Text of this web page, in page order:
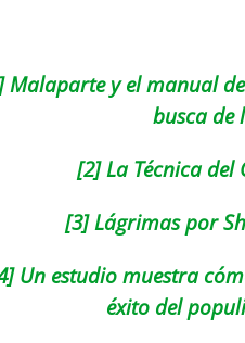
Malaparte y el manual
busca de
[2] La Técnica del
[3] Lágrimas por
Un estudio muestra
éxito del